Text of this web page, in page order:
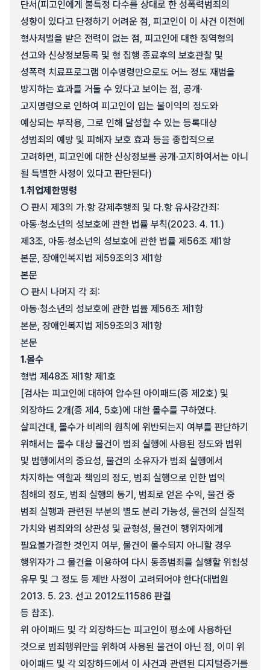
단서(피고인에게 불특정 다수를 상대로 한 성폭력범죄의
성향이 있다고 단정하기 어려운 점, 피고인이 이 사건 이전에
형사처벌을 받은 전력이 없는 점, 피고인에 대한 징역형의
선고와 신상정보등록 및 형 집행 종료후의 보호관찰 및
성폭력 치료프로그램 이수명령만으로도 어느 정도 재범을
방지하는 효과를 거둘 수 있다고 보이는 점, 공개·
고지명령으로 인하여 피고인이 입는 불이익의 정도와
예상되는 부작용, 그로 인해 달성할 수 있는 등록대상
성범죄의 예방 및 피해자 보호 효과 등을 종합적으로
고려하면, 피고인에 대한 신상정보를 공개·고지하여서는 아니
될 특별한 사정이 있다고 판단된다)
1.취업제한명령
○ 판시 제3의 가.항 강제추행죄 및 다.항 유사강간죄:
아동·청소년의 성보호에 관한 법률 부칙(2023. 4. 11.)
제3조, 아동·청소년의 성보호에 관한 법률 제56조 제1항
본문, 장애인복지법 제59조의3 제1항
본문
○ 판시 나머지 각 죄:
아동·청소년의 성보호에 관한 법률 제56조 제1항
본문, 장애인복지법 제59조의3 제1항
본문
1.몰수
형법 제48조 제1항 제1호
[검사는 피고인에 대하여 압수된 아이패드(증 제2호) 및
외장하드 2개(증 제4, 5호)에 대한 몰수를 구하였다.
살피건대, 몰수가 비례의 원칙에 위반되는지 여부를 판단하기
위해서는 몰수 대상 물건이 범죄 실행에 사용된 정도와 범위
및 범행에서의 중요성, 물건의 소유자가 범죄 실행에서
차지하는 역할과 책임의 정도, 범죄 실행으로 인한 법익
침해의 정도, 범죄 실행의 동기, 범죄로 얻은 수익, 물건 중
범죄 실행과 관련된 부분의 별도 분리 가능성, 물건의 실질적
가치와 범죄와의 상관성 및 균형성, 물건이 행위자에게
필요불가결한 것인지 여부, 물건이 몰수되지 아니할 경우
행위자가 그 물건을 이용하여 다시 동종범죄를 실행할 위험성
유무 및 그 정도 등 제반 사정이 고려되어야 한다(대법원
2013. 5. 23. 선고 2012도11586 판결
등 참조).
위 아이패드 및 각 외장하드는 피고인이 평소에 사용하던
것으로 범죄행위만을 위하여 사용된 물건이 아닌 점, 이미 위
아이패드 및 각 외장하드에서 이 사건과 관련된 디지털증거를